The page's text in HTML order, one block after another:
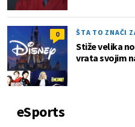
0 ŠTA TO ZNAČI
Stiže velika
vrata svojim
eSports